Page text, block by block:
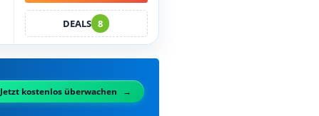
DEALS 8
Jetzt kostenlos überwachen